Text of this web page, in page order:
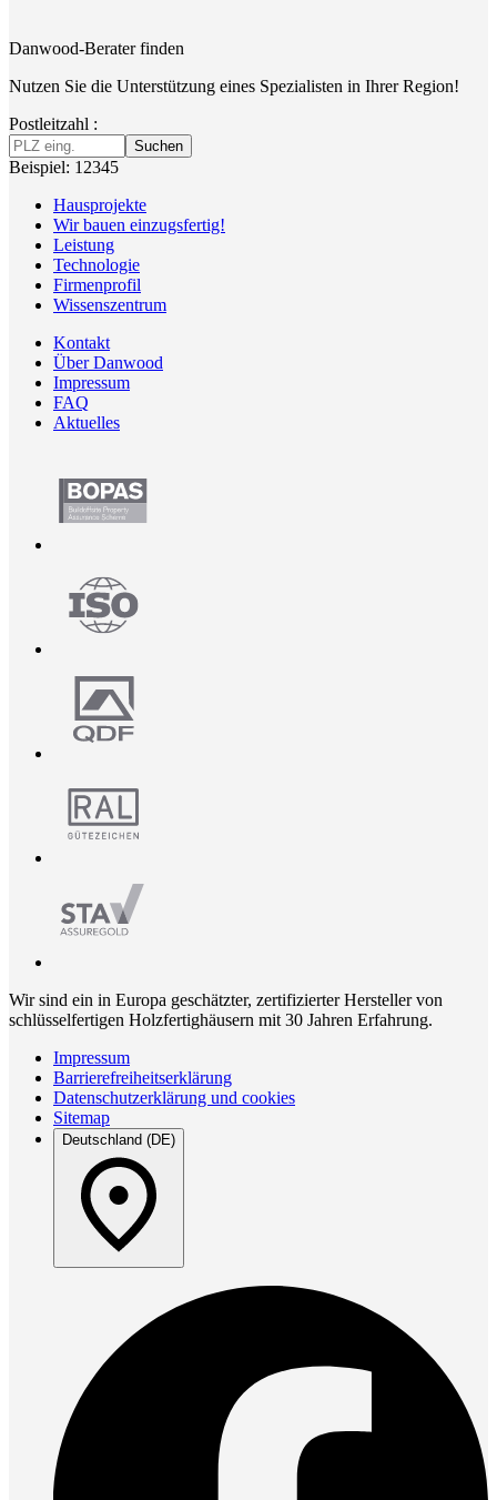
Danwood-Berater finden
Nutzen Sie die Unterstützung eines Spezialisten in Ihrer Region!
Postleitzahl :
Suchen
Beispiel: 12345
Hausprojekte
Wir bauen einzugsfertig!
Leistung
Technologie
Firmenprofil
Wissenszentrum
Kontakt
Über Danwood
Impressum
FAQ
Aktuelles
Wir sind ein in Europa geschätzter, zertifizierter Hersteller von
schlüsselfertigen Holzfertighäusern mit 30 Jahren Erfahrung.
Impressum
Barrierefreiheitserklärung
Datenschutzerklärung und cookies
Sitemap
Deutschland (DE)